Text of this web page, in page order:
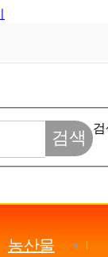
검
검색
농산물